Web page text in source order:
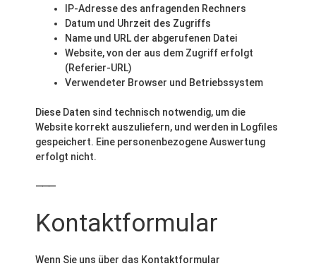
IP-Adresse des anfragenden Rechners
Datum und Uhrzeit des Zugriffs
Name und URL der abgerufenen Datei
Website, von der aus dem Zugriff erfolgt
(Referier-URL)
Verwendeter Browser und Betriebssystem
Diese Daten sind technisch notwendig, um die
Website korrekt auszuliefern, und werden in Logfiles
gespeichert. Eine personenbezogene Auswertung
erfolgt nicht.
⸻
Kontaktformular
Wenn Sie uns über das Kontaktformular